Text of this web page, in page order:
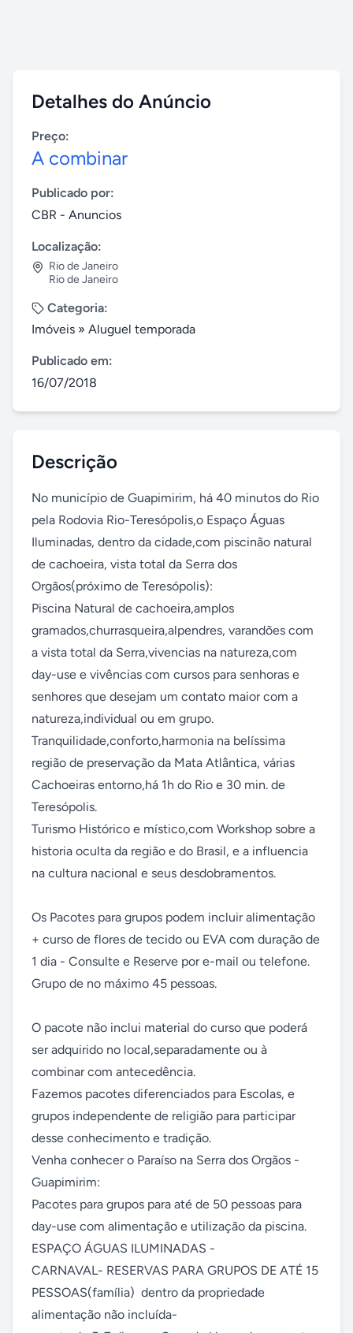
Detalhes do Anúncio
Preço:
A combinar
Publicado por:
CBR - Anuncios
Localização:
Rio de Janeiro
Rio de Janeiro
Categoria:
Imóveis » Aluguel temporada
Publicado em:
16/07/2018
Descrição
No município de Guapimirim, há 40 minutos do Rio
pela Rodovia Rio-Teresópolis,o Espaço Águas
Iluminadas, dentro da cidade,com piscinão natural
de cachoeira, vista total da Serra dos
Orgãos(próximo de Teresópolis):
Piscina Natural de cachoeira,amplos
gramados,churrasqueira,alpendres, varandões com
a vista total da Serra,vivencias na natureza,com
day-use e vivências com cursos para senhoras e
senhores que desejam um contato maior com a
natureza,individual ou em grupo.
Tranquilidade,conforto,harmonia na belíssima
região de preservação da Mata Atlântica, várias
Cachoeiras entorno,há 1h do Rio e 30 min. de
Teresópolis.
Turismo Histórico e místico,com Workshop sobre a
historia oculta da região e do Brasil, e a influencia
na cultura nacional e seus desdobramentos.
Os Pacotes para grupos podem incluir alimentação
+ curso de flores de tecido ou EVA com duração de
1 dia - Consulte e Reserve por e-mail ou telefone.
Grupo de no máximo 45 pessoas.
O pacote não inclui material do curso que poderá
ser adquirido no local,separadamente ou à
combinar com antecedência.
Fazemos pacotes diferenciados para Escolas, e
grupos independente de religião para participar
desse conhecimento e tradição.
Venha conhecer o Paraíso na Serra dos Orgãos -
Guapimirim:
Pacotes para grupos para até de 50 pessoas para
day-use com alimentação e utilização da piscina.
ESPAÇO ÁGUAS ILUMINADAS -
CARNAVAL- RESERVAS PARA GRUPOS DE ATÉ 15
PESSOAS(família)  dentro da propriedade
alimentação não incluída-